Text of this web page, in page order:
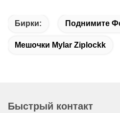
Бирки: Поднимите
Мешочки Mylar Ziplockk
Быстрый контакт